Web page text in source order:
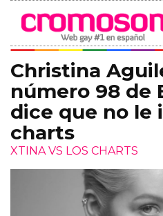
Christina
número 98 de
dice que no le
charts
XTINA VS LOS CHARTS